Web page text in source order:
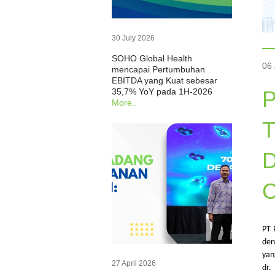
30 July 2026
SOHO Global Health
mencapai Pertumbuhan
EBITDA yang Kuat sebesar
35,7% YoY pada 1H-2026
More..
27 April 2026
06
PT
dr.